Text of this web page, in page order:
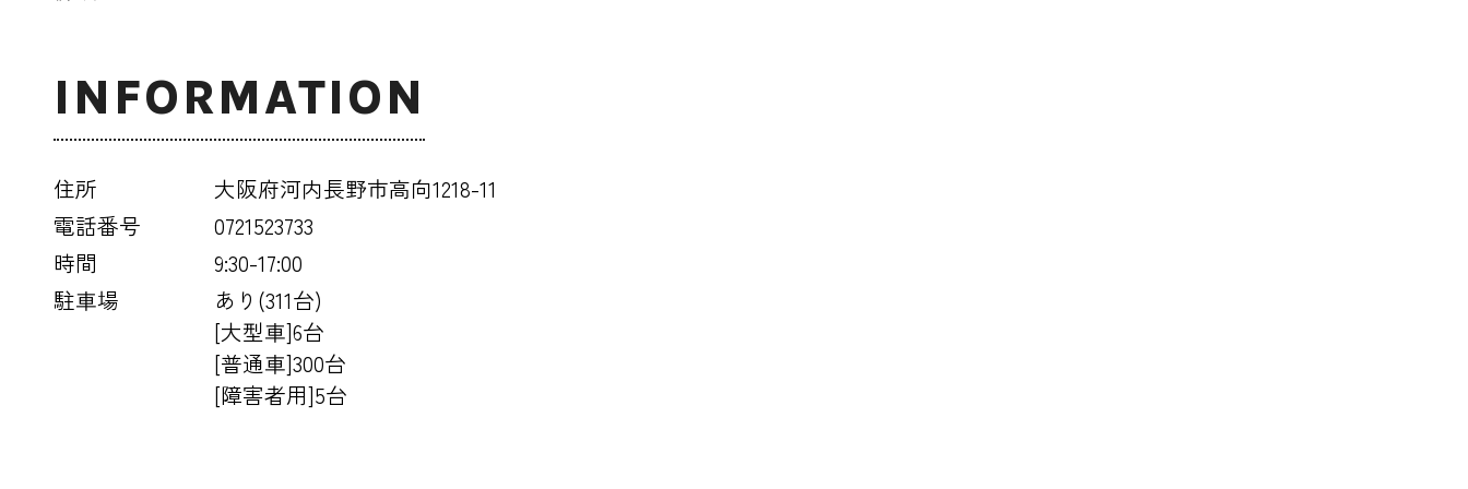
INFORMATION
住所
大阪府河内長野市高向1218-11
電話番号
0721523733
時間
9:30-17:00
駐車場
あり(311台)
[大型車]6台
[普通車]300台
[障害者用]5台